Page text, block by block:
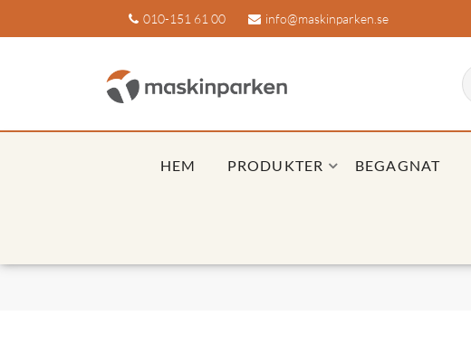
010-151 61 00 info@maskinparken.se
HEM PRODUKTER BEGAGNAT